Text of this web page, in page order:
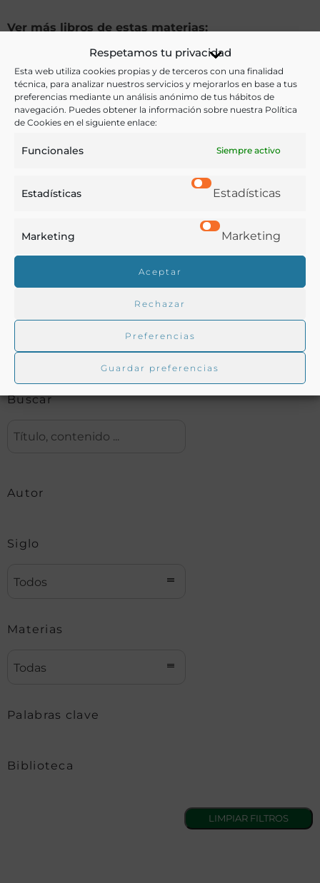
Respetamos tu privacidad
Esta web utiliza cookies propias y de terceros con una finalidad
técnica, para analizar nuestros servicios y mejorarlos en base a tus
preferencias mediante un análisis anónimo de tus hábitos de
navegación. Puedes obtener la información sobre nuestra Política
de Cookies en el siguiente enlace:
Funcionales Siempre activo
Estadísticas Estadísticas
Marketing Marketing
Aceptar
Rechazar
Preferencias
Guardar preferencias
Ver más libros de estas materias:
Gastronomía , Hostelería
Ver más libros con las palabras clave:
Camareros, Cocineros,Cuenca
Sociedades
COMPARTIR
Buscar en la biblioteca
Biblioteca digital Duque de Ahumada
Buscar
Autor
Siglo
Todos
Materias
Todas
Palabras clave
Biblioteca